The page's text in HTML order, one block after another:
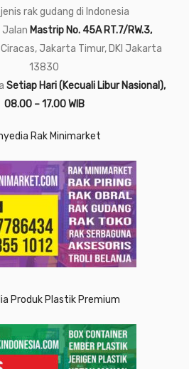
rak gudang di Indonesia
Jalan Mastrip No. 45A RT.7/RW.3,
Ciracas, Jakarta Timur, DKI Jakarta
13830
Setiap Hari (Kecuali Libur Nasional),
08.00 – 17.00 WIB
Rak Minimarket
Produk Plastik Premium